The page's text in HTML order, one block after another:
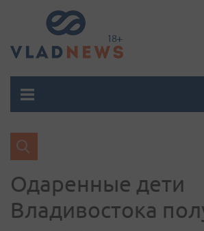
Одаренные дети
Владивостока